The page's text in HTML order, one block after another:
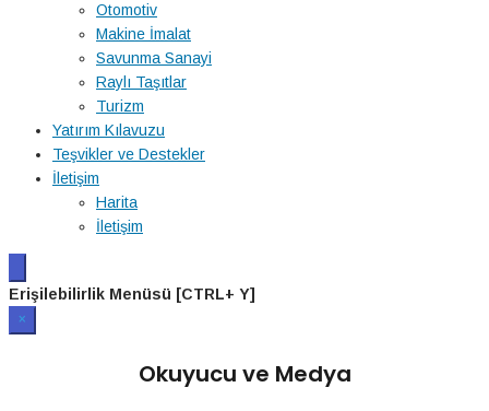
Otomotiv
Makine İmalat
Savunma Sanayi
Raylı Taşıtlar
Turizm
Yatırım Kılavuzu
Teşvikler ve Destekler
İletişim
Harita
İletişim
Erişilebilirlik Menüsü [CTRL+ Y]
×
Okuyucu ve Medya